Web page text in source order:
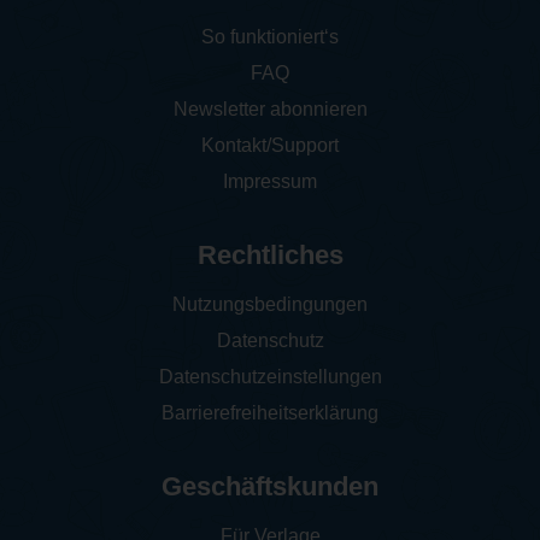
So funktioniert‘s
FAQ
Newsletter abonnieren
Kontakt/Support
Impressum
Rechtliches
Nutzungsbedingungen
Datenschutz
Datenschutzeinstellungen
Barrierefreiheitserklärung
Geschäftskunden